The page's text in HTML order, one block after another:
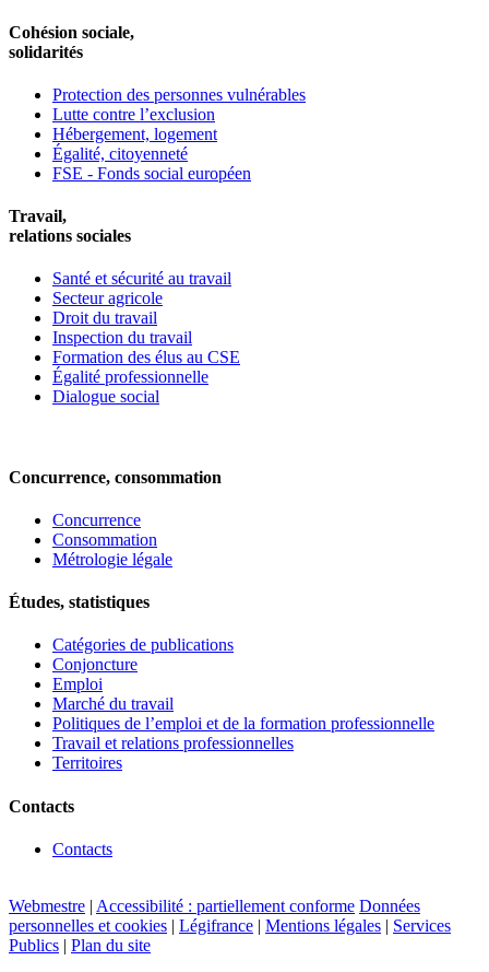
Cohésion sociale,
solidarités
Protection des personnes vulnérables
Lutte contre l’exclusion
Hébergement, logement
Égalité, citoyenneté
FSE - Fonds social européen
Travail,
relations sociales
Santé et sécurité au travail
Secteur agricole
Droit du travail
Inspection du travail
Formation des élus au CSE
Égalité professionnelle
Dialogue social
Concurrence, consommation
Concurrence
Consommation
Métrologie légale
Études, statistiques
Catégories de publications
Conjoncture
Emploi
Marché du travail
Politiques de l’emploi et de la formation professionnelle
Travail et relations professionnelles
Territoires
Contacts
Contacts
Webmestre | Accessibilité : partiellement conforme Données
personnelles et cookies | Légifrance | Mentions légales | Services
Publics | Plan du site